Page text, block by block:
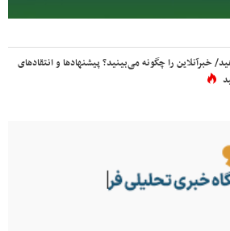
خبرآنلاین را چگونه می‌بینید؟ پیشنهادها و انتقادهای